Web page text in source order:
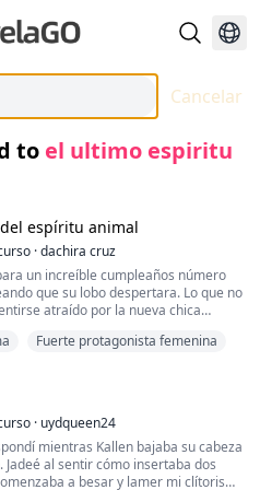
Cancelar
to el ultimo espiritu
espíritu animal
·dachira cruz
un increíble cumpleaños número
que su lobo despertara. Lo que no
atraído por la nueva chica
cabello rojo brillante y sus hermosos
cuando me besó. Me tomó por
Justo cuando la conmoción pasó,
más de sus besos. Más de su
con ella nos hipnotizó».
Lexy. Era nueva en la manada,
Fuerte protagonista femenina
· uydqueen24
mientras Kallen bajaba su cabeza
Jadeé al sentir cómo insertaba dos
a besar y lamer mi clítoris